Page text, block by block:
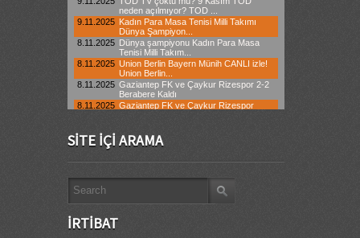
SITE İÇI ARAMA
İRTIBAT